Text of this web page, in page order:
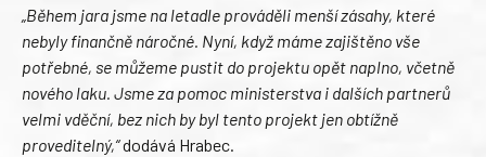
„Během jara jsme na letadle prováděli menší zásahy, které
nebyly finančně náročné. Nyní, když máme zajištěno vše
potřebné, se můžeme pustit do projektu opět naplno, včetně
nového laku. Jsme za pomoc ministerstva i dalších partnerů
velmi vděční, bez nich by byl tento projekt jen obtížně
proveditelný,“dodává Hrabec.